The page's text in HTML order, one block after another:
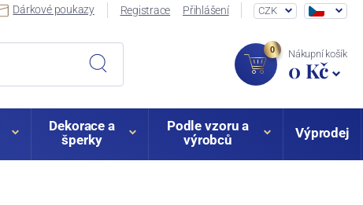
Dárkové poukazy Registrace Přihlášení CZK
0 Nákupní košík
0 Kč
Dekorace a
šperky
Podle vzoru a
výrobců
Výprodej